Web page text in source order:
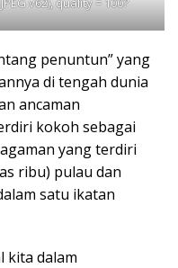
penuntun” yang
di tengah dunia
ancaman
kokoh sebagai
yang terdiri
ribu) pulau dan
satu ikatan
kita dalam